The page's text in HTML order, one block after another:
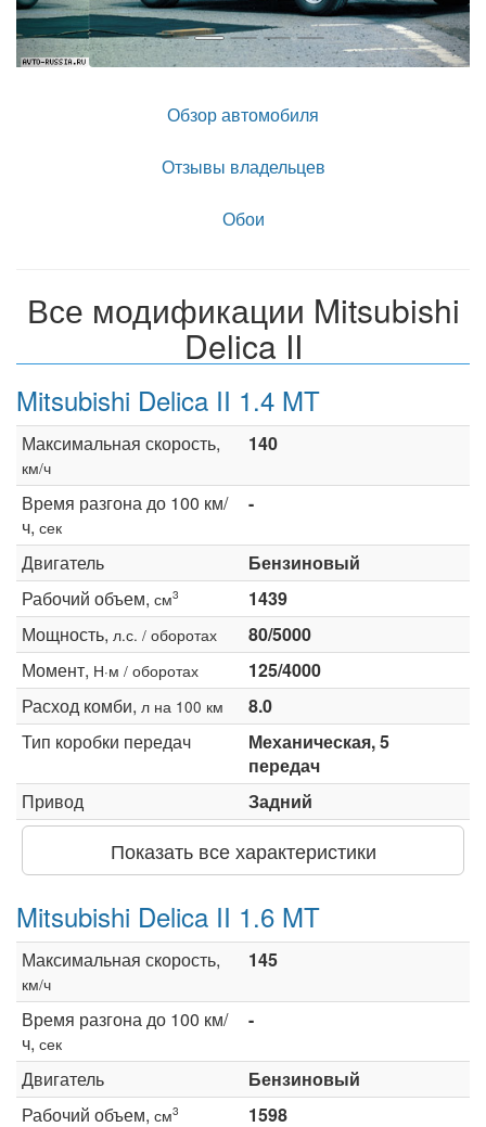
Обзор автомобиля
Отзывы владельцев
Обои
Все модификации Mitsubishi
Delica II
Mitsubishi Delica II 1.4 MT
Максимальная скорость,
км/ч
140
Время разгона до 100 км/
ч, сек
-
Двигатель
Бензиновый
Рабочий объем, см3
1439
Мощность, л.с. / оборотах
80/5000
Момент, Н·м / оборотах
125/4000
Расход комби, л на 100 км
8.0
Тип коробки передач
Механическая, 5
передач
Привод
Задний
Показать все характеристики
Mitsubishi Delica II 1.6 MT
Максимальная скорость,
км/ч
145
Время разгона до 100 км/
ч, сек
-
Двигатель
Бензиновый
Рабочий объем, см3
1598